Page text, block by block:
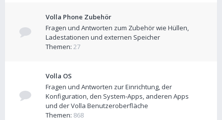
Volla Phone Zubehör
Fragen und Antworten zum Zubehör wie Hüllen,
Ladestationen und externen Speicher
Themen: 27
Volla OS
Fragen und Antworten zur Einrichtung, der
Konfiguration, den System-Apps, anderen Apps
und der Volla Benutzeroberfläche
Themen: 868